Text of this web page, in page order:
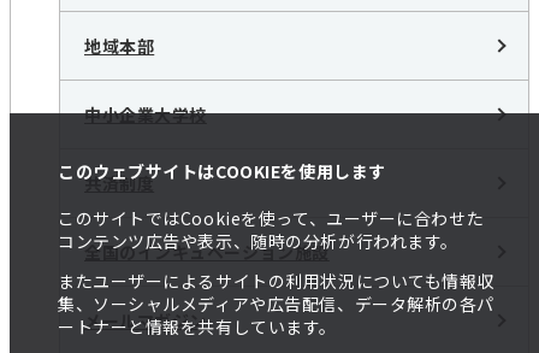
このウェブサイトはCOOKIEを使用します
このサイトではCookieを使って、ユーザーに合わせた
コンテンツ広告や表示、随時の分析が行われます。
またユーザーによるサイトの利用状況についても情報収
集、ソーシャルメディアや広告配信、データ解析の各パ
ートナーと情報を共有しています。
地域本部
中小企業大学校
共済制度
全国のインキュベーション施設
メールマガジン